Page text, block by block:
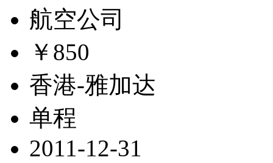
航空公司
￥850
香港-雅加达
单程
2011-12-31